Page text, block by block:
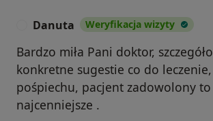
Danuta Weryfikacja wizyty
Bardzo miła Pani doktor,
konkretne sugestie co do
pośpiechu, pacjent zadowolony
najcenniejsze .